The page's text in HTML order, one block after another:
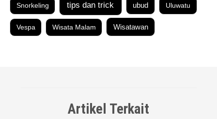
Snorkeling tips dan trick ubud Uluwatu
Vespa Wisata Malam Wisatawan
Artikel Terkait